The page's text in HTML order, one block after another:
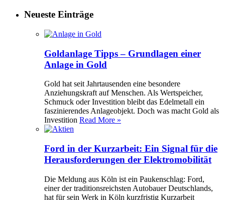
Neueste Einträge
Goldanlage Tipps – Grundlagen einer
Anlage in Gold
Gold hat seit Jahrtausenden eine besondere
Anziehungskraft auf Menschen. Als Wertspeicher,
Schmuck oder Investition bleibt das Edelmetall ein
faszinierendes Anlageobjekt. Doch was macht Gold als
Investition Read More »
Ford in der Kurzarbeit: Ein Signal für die
Herausforderungen der Elektromobilität
Die Meldung aus Köln ist ein Paukenschlag: Ford,
einer der traditionsreichsten Autobauer Deutschlands,
hat für sein Werk in Köln kurzfristig Kurzarbeit